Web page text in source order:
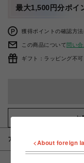
最大1,500円分ポイ
獲得ポイントの確認方法
この商品について問い
ギフト：ラッピング不可
お
アイテム説明 / 素材
<About foreign